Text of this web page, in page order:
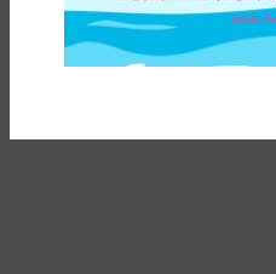
ΥΛΙΚΑ ΚΑΤΑΣΚΕΥΗΣ
ΕΠΙΠΛΕΟΝ ΠΛΗΡΟΦΟΡΙΕΣ